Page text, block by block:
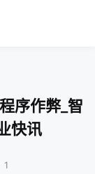
序作弊_智
快讯
1